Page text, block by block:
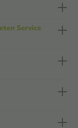
Service